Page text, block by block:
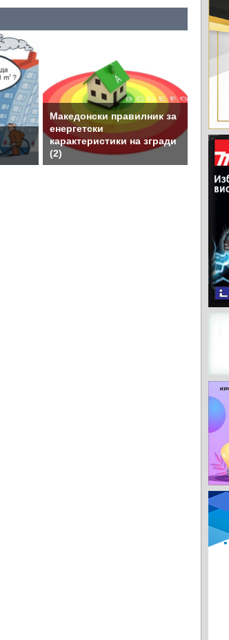
Македонски правилник за
енергетски
карактеристики на згради
(2)